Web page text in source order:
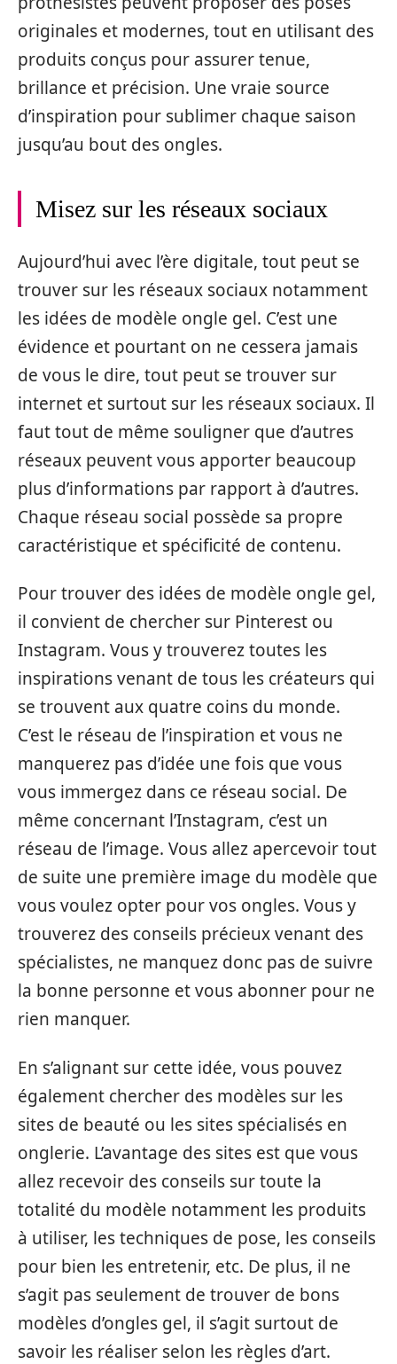
originales et modernes, tout en utilisant des
produits conçus pour assurer tenue,
brillance et précision. Une vraie source
d’inspiration pour sublimer chaque saison
jusqu’au bout des ongles.
Misez sur les réseaux sociaux
Aujourd’hui avec l’ère digitale, tout peut se
trouver sur les réseaux sociaux notamment
les idées de modèle ongle gel. C’est une
évidence et pourtant on ne cessera jamais
de vous le dire, tout peut se trouver sur
internet et surtout sur les réseaux sociaux. Il
faut tout de même souligner que d’autres
réseaux peuvent vous apporter beaucoup
plus d’informations par rapport à d’autres.
Chaque réseau social possède sa propre
caractéristique et spécificité de contenu.
Pour trouver des idées de modèle ongle gel,
il convient de chercher sur Pinterest ou
Instagram. Vous y trouverez toutes les
inspirations venant de tous les créateurs qui
se trouvent aux quatre coins du monde.
C’est le réseau de l’inspiration et vous ne
manquerez pas d’idée une fois que vous
vous immergez dans ce réseau social. De
même concernant l’Instagram, c’est un
réseau de l’image. Vous allez apercevoir tout
de suite une première image du modèle que
vous voulez opter pour vos ongles. Vous y
trouverez des conseils précieux venant des
spécialistes, ne manquez donc pas de suivre
la bonne personne et vous abonner pour ne
rien manquer.
En s’alignant sur cette idée, vous pouvez
également chercher des modèles sur les
sites de beauté ou les sites spécialisés en
onglerie. L’avantage des sites est que vous
allez recevoir des conseils sur toute la
totalité du modèle notamment les produits
à utiliser, les techniques de pose, les conseils
pour bien les entretenir, etc. De plus, il ne
s’agit pas seulement de trouver de bons
modèles d’ongles gel, il s’agit surtout de
savoir les réaliser selon les règles d’art.